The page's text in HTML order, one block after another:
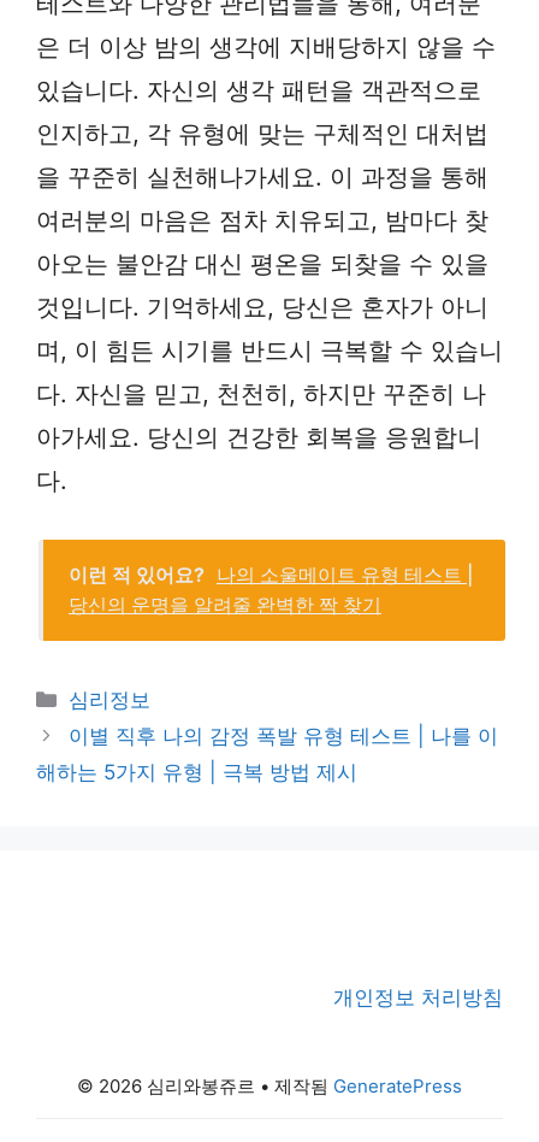
은 더 이상 밤의 생각에 지배당하지 않을 수
있습니다. 자신의 생각 패턴을 객관적으로
인지하고, 각 유형에 맞는 구체적인 대처법
을 꾸준히 실천해나가세요. 이 과정을 통해
여러분의 마음은 점차 치유되고, 밤마다 찾
아오는 불안감 대신 평온을 되찾을 수 있을
것입니다. 기억하세요, 당신은 혼자가 아니
며, 이 힘든 시기를 반드시 극복할 수 있습니
다. 자신을 믿고, 천천히, 하지만 꾸준히 나
아가세요. 당신의 건강한 회복을 응원합니
다.
이런 적 있어요? 나의 소울메이트 유형 테스트 |
당신의 운명을 알려줄 완벽한 짝 찾기
카
테
고
리
심리정보
이별 직후 나의 감정 폭발 유형 테스트 | 나를 이
해하는 5가지 유형 | 극복 방법 제시
개인정보 처리방침
© 2026 심리와봉쥬르 • 제작됨 GeneratePress